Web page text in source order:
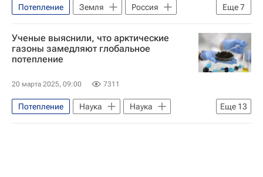
Еще7
Потепление Земля
Россия
Роман Вильфанд
Гидрометцентр
В мире
Погода
Общество
Климат
Ученые выяснили, что арктические
газоны замедляют глобальное
потепление
20 марта 2025, 09:00 7311
Еще 13
Потепление Наука
Наука
Университетская наука
Нидерланды